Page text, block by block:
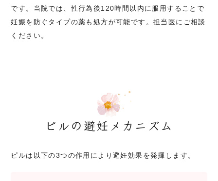
です。当院では、性行為後120時間以内に服用することで
妊娠を防ぐタイプの薬も処方が可能です。担当医にご相談
ください。
ピルの避妊メカニズム
ピルは以下の3つの作用により避妊効果を発揮します。